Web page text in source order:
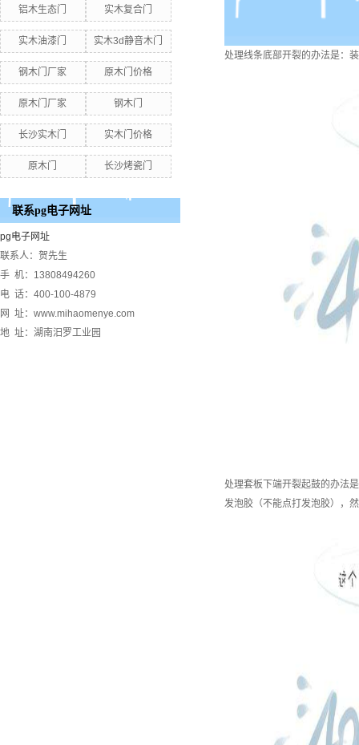
铝木生态门 实木复合门
实木油漆门 实木3d静音木门
钢木门厂家 原木门价格
原木门厂家 钢木门
长沙实木门 实木门价格
原木门 长沙烤瓷门
联系pg电子网址
pg电子网址
联系人：贺先生
手 机：13808494260
电 话：400-100-4879
网 址：www.mihaomenye.com
地 址：湖南汨罗工业园
处理线条底部开裂的办法是：
处理套板下端开裂起鼓的办法
发泡胶（不能点打发泡胶），